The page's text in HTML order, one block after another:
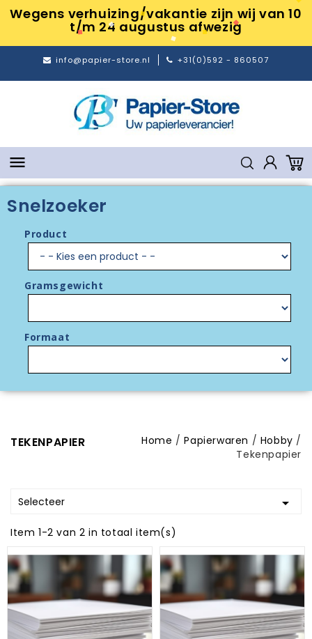
Wegens verhuizing/vakantie zijn wij van 10
t/m 24 augustus afwezig
info@papier-store.nl +31(0)592 - 860507

Snelzoeker
Product
Gramsgewicht
Formaat
TEKENPAPIER Home Papierwaren
Hobby
Tekenpapier
Selecteer 
Item 1-2 van 2 in totaal item(s)